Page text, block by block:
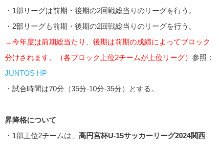
・1部リーグは前期・後期の2回戦総当りのリーグを行う。
・2部リーグも前期・後期の2回戦総当りのリーグを行う。
→今年度は前期総当たり、後期は前期の成績によってブロック
分けされます。（各ブロック上位2チームが上位リーグ） 参照：
JUNTOS HP
・試合時間は70分（35分-10分-35分）とする。
昇降格について
・1部上位2チームは、 高円宮杯U-15サッカーリーグ2024関西